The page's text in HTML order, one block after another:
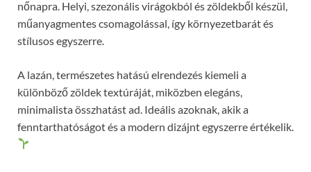
nőnapra. Helyi, szezonális virágokból és zöldekből készül,
műanyagmentes csomagolással, így környezetbarát és
stílusos egyszerre.
A lazán, természetes hatású elrendezés kiemeli a
különböző zöldek textúráját, miközben elegáns,
minimalista összhatást ad. Ideális azoknak, akik a
fenntarthatóságot és a modern dizájnt egyszerre értékelik.